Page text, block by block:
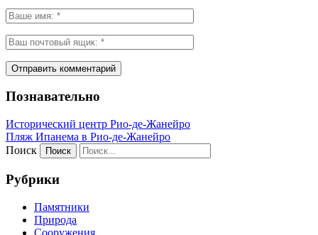
Познавательно
Исторический центр Рио-де-Жанейро
Пляж Ипанема в Рио-де-Жанейро
Поиск
Рубрики
Памятники
Природа
Сооружения